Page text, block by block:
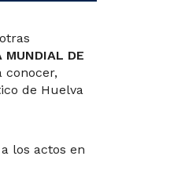
MUNDIAL DE
conocer,
de Huelva
los actos en